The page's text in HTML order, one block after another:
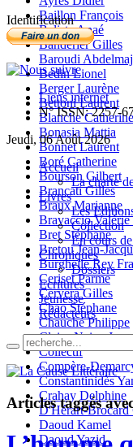
Baillon François
Balista Anaé
Banderier Gilles
Baroudi
Bedin Lionel
Berger Laurène
Bettoni Laurent
Blanche Catherine
Bonasia Mattia
Bonnet Laurent
Boré Catherine
Bourson Gilbert
Brancati Gilles
Braux Marianne
Bravaccio Valérie
Bret Stéphane
Bretou Jean-
Burghelle Rey
Ceriset Parme
Cervera Gilles
Chao Stéphane
Chauché Philippe
Claire-Neige
Collectif
Compère-
Constantinidès
Crahay Delphine
D'Hérart-Brocard
Daoud Kamel
Daoud Yazid
Identification
Liens internet
N° ISSN: 2257-
Jeudi, 06 Août 2026
Accueil
La charte
Livres
Les
Collection
En cours
Chroniques
Dossiers
Ecritures
Jeunesse
Rédacteurs
Articles taggés